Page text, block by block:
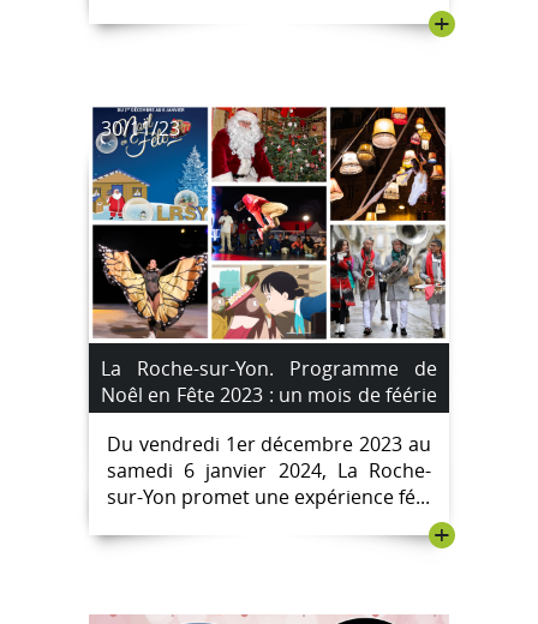
+
30/11/23
La Roche-sur-Yon. Programme de
Noêl en Fête 2023 : un mois de féérie
avec le festival de Noël.
Du vendredi 1er décembre 2023 au
samedi 6 janvier 2024, La Roche-
sur-Yon promet une expérience fé...
+